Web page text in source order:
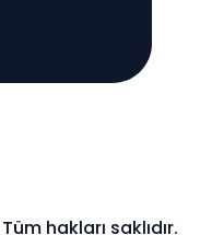
hakları saklıdır.